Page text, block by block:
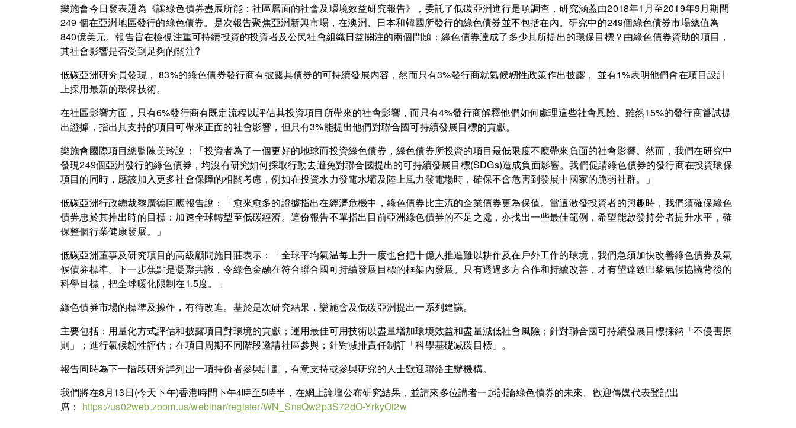
樂施會今日發表題為《讓綠色債券盡展所能：社區層面的社會及環境效益研究報告》，委託了低碳亞洲進行是項調查，研究涵蓋由2018年1月至2019年9月期間
249 個在亞洲地區發行的綠色債券。是次報告聚焦亞洲新興市場，在澳洲、日本和韓國所發行的綠色債券並不包括在內。研究中的249個綠色債券市場總值為
840億美元。報告旨在檢視注重可持續投資的投資者及公民社會組織日益關注的兩個問題：綠色債券達成了多少其所提出的環保目標？由綠色債券資助的項目，
其社會影響是否受到足夠的關注?
低碳亞洲研究員發現， 83%的綠色債券發行商有披露其債券的可持續發展內容，然而只有3%發行商就氣候韌性政策作出披露， 並有1%表明他們會在項目設計
上採用最新的環保技術。
在社區影響方面，只有6%發行商有既定流程以評估其投資項目所帶來的社會影響，而只有4%發行商解釋他們如何處理這些社會風險。雖然15%的發行商嘗試提
出證據，指出其支持的項目可帶來正面的社會影響，但只有3%能提出他們對聯合國可持續發展目標的貢獻。
樂施會國際項目總監陳美玲說：「投資者為了一個更好的地球而投資綠色債券，綠色債券所投資的項目最低限度不應帶來負面的社會影響。然而，我們在研究中
發現249個亞洲發行的綠色債券，均沒有研究如何採取行動去避免對聯合國提出的可持續發展目標(SDGs)造成負面影響。我們促請綠色債券的發行商在投資環保
項目的同時，應該加入更多社會保障的相關考慮，例如在投資水力發電水壩及陸上風力發電場時，確保不會危害到發展中國家的脆弱社群。」
低碳亞洲行政總裁黎廣德回應報告說：「愈來愈多的證據指出在經濟危機中，綠色債券比主流的企業債券更為保值。當這激發投資者的興趣時，我們須確保綠色
債券忠於其推出時的目標：加速全球轉型至低碳經濟。這份報告不單指出目前亞洲綠色債券的不足之處，亦找出一些最佳範例，希望能啟發持分者提升水平，確
保整個行業健康發展。」
低碳亞洲董事及研究項目的高級顧問施日莊表示：「全球平均氣温每上升一度也會把十億人推進難以耕作及在戶外工作的環境，我們急須加快改善綠色債券及氣
候債券標準。下一步焦點是凝聚共識，令綠色金融在符合聯合國可持續發展目標的框架內發展。只有透過多方合作和持續改善，才有望達致巴黎氣候協議背後的
科學目標，把全球暖化限制在1.5度。」
綠色債券市場的標準及操作，有待改進。基於是次研究結果，樂施會及低碳亞洲提出一系列建議。
主要包括：用量化方式評估和披露項目對環境的貢獻；運用最佳可用技術以盡量增加環境效益和盡量減低社會風險；針對聯合國可持續發展目標採納「不侵害原
則」；進行氣候韌性評估；在項目周期不同階段邀請社區參與；針對减排責任制訂「科學基礎减碳目標」。
報告同時為下一階段研究詳列岀一項持份者參與計劃，有意支持或參與研究的人士歡迎聯絡主辦機構。
我們將在8月13日(今天下午)香港時間下午4時至5時半，在網上論壇公布研究結果，並請來多位講者一起討論綠色債券的未來。歡迎傳媒代表登記出
席： https://us02web.zoom.us/webinar/register/WN_SnsQw2p3S72dO-YrkyOi2w